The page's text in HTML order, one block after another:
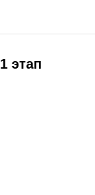
этап